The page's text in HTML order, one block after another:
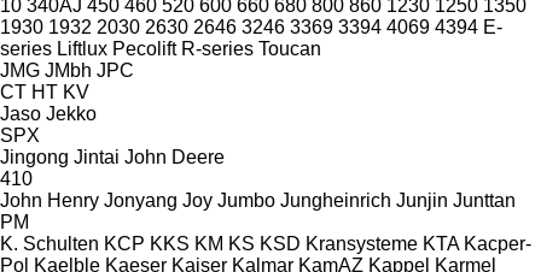
10 340AJ 450 460 520 600 660 680 800 860 1230 1250 1350
1930 1932 2030 2630 2646 3246 3369 3394 4069 4394 E-
series Liftlux Pecolift R-series Toucan
JMG JMbh JPC
CT HT KV
Jaso Jekko
SPX
Jingong Jintai John Deere
410
John Henry Jonyang Joy Jumbo Jungheinrich Junjin Junttan
PM
K. Schulten KCP KKS KM KS KSD Kransysteme KTA Kacper-
Pol Kaelble Kaeser Kaiser Kalmar KamAZ Kappel Karmel